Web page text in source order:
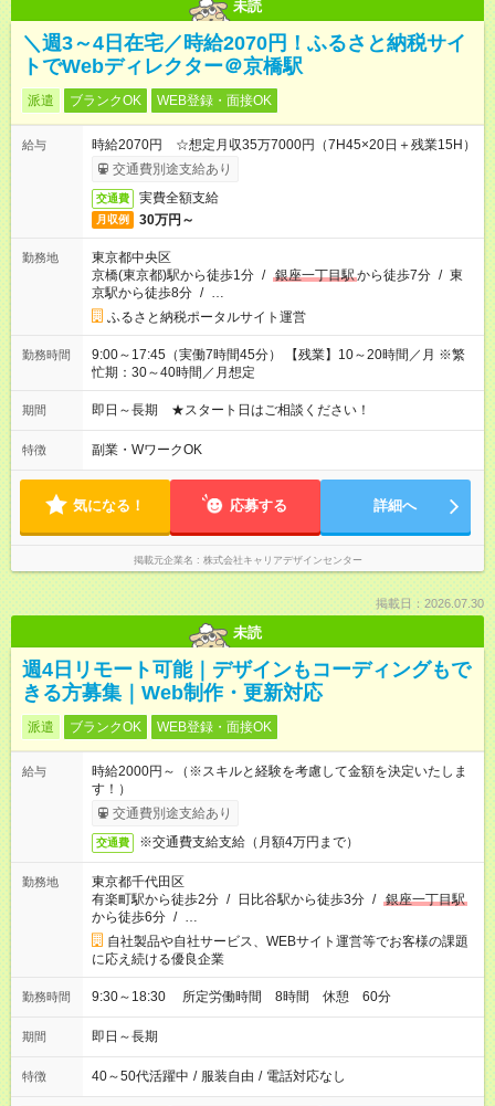
未読
＼週3～4日在宅／時給2070円！ふるさと納税サイ
トでWebディレクター＠京橋駅
派遣 ブランクOK WEB登録・面接OK
給与
時給2070円 ☆想定月収35万7000円（7H45×20日＋残業15H）
交通費別途支給あり
交通費 実費全額支給
月収例 30万円～
勤務地
東京都中央区
京橋(東京都)駅から徒歩1分 / 銀座一丁目駅から徒歩7分 / 東
京駅から徒歩8分 / …
ふるさと納税ポータルサイト運営
勤務時間
9:00～17:45（実働7時間45分） 【残業】10～20時間／月 ※繁
忙期：30～40時間／月想定
期間 即日～長期 ★スタート日はご相談ください！
特徴 副業・WワークOK
気になる！ 応募する 詳細へ
掲載元企業名 株式会社キャリアデザインセンター
掲載日：2026.07.30
未読
週4日リモート可能｜デザインもコーディングもで
きる方募集｜Web制作・更新対応
派遣 ブランクOK WEB登録・面接OK
給与
時給2000円～（※スキルと経験を考慮して金額を決定いたしま
す！）
交通費別途支給あり
交通費 ※交通費支給支給（月額4万円まで）
勤務地
東京都千代田区
有楽町駅から徒歩2分 / 日比谷駅から徒歩3分 / 銀座一丁目駅
から徒歩6分 / …
自社製品や自社サービス、WEBサイト運営等でお客様の課題
に応え続ける優良企業
勤務時間 9:30～18:30 所定労働時間 8時間 休憩 60分
期間 即日～長期
特徴 40～50代活躍中 / 服装自由 / 電話対応なし